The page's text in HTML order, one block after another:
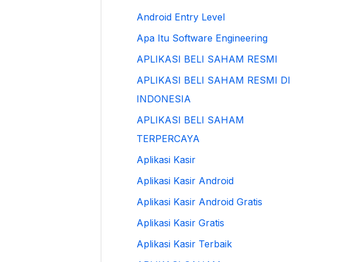
Android Entry Level
Apa Itu Software Engineering
APLIKASI BELI SAHAM RESMI
APLIKASI BELI SAHAM RESMI DI
INDONESIA
APLIKASI BELI SAHAM
TERPERCAYA
Aplikasi Kasir
Aplikasi Kasir Android
Aplikasi Kasir Android Gratis
Aplikasi Kasir Gratis
Aplikasi Kasir Terbaik